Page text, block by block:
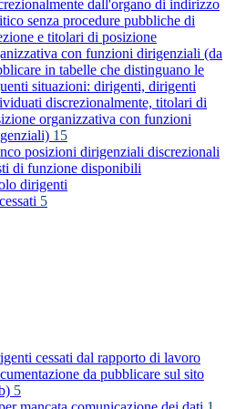
dall'organo di indirizzo
senza procedure pubbliche di
e titolari di posizione
con funzioni dirigenziali (da
in tabelle che distinguano le
situazioni: dirigenti, dirigenti
discrezionalmente, titolari di
organizzativa con funzioni
15
posizioni dirigenziali discrezionali
di funzione disponibili
dirigenti
5
cessati dal rapporto di lavoro
da pubblicare sul sito
5